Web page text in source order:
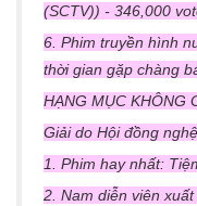
(SCTV)) - 346,000
6. Phim truyền hình
thời gian gặp chàng
HẠNG MỤC KHÔNG
Giải do Hội đồng
1. Phim hay nhất:
2. Nam diễn viên